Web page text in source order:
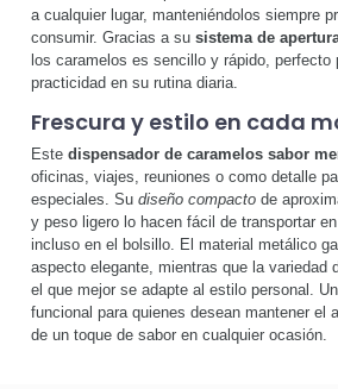
a cualquier lugar, manteniéndolos siempre
consumir. Gracias a su sistema de
los caramelos es sencillo y rápido, perfecto
practicidad en su rutina diaria.
Frescura y estilo en cada
Este dispensador de caramelos sabor
oficinas, viajes, reuniones o como detalle
especiales. Su diseño compacto de
y peso ligero lo hacen fácil de transportar
incluso en el bolsillo. El material metálico
aspecto elegante, mientras que la variedad
el que mejor se adapte al estilo personal.
funcional para quienes desean mantener el
de un toque de sabor en cualquier ocasión.